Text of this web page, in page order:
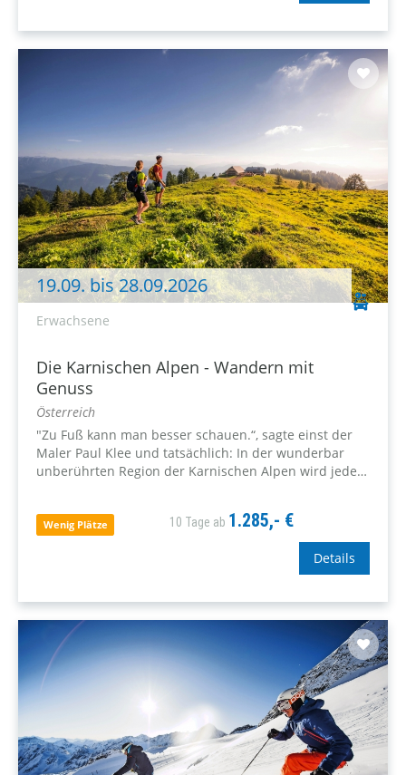
19.09. bis 28.09.2026
Erwachsene
Die Karnischen Alpen - Wandern mit
Genuss
Österreich
"Zu Fuß kann man besser schauen.“, sagte einst der
Maler Paul Klee und tatsächlich: In der wunderbar
unberührten Region der Karnischen Alpen wird jeder
Wenig Plätze 10 Tage ab 1.285,- €
Details